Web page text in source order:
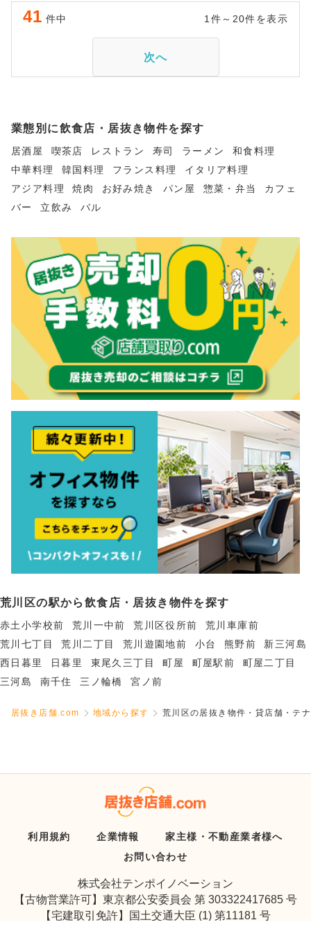
41 件中 1件～20件を表示
次へ
業態別に飲食店・居抜き物件を探す
居酒屋 喫茶店 レストラン 寿司 ラーメン
和食料理
中華料理
韓国料理 フランス料理
イタリア料理
アジア料理
焼肉 お好み焼き パン屋 惣菜・弁当
カフェ
バー
立飲み バル
荒川区の駅から飲食店・居抜き物件を探す
赤土小学校前 荒川一中前 荒川区役所前
荒川車庫前
荒川七丁目
荒川二丁目 荒川遊園地前 小台 熊野前
新三河島
西日暮里
日暮里 東尾久三丁目 町屋 町屋駅前
町屋二丁目
三河島
南千住 三ノ輪橋 宮ノ前
居抜き店舗.com 地域から探す 荒川区の居抜き物件・貸店舗・テ
利用規約 企業情報
家主様・不動産業者様へ
お問い合わせ
株式会社テンポイノベーション
【古物営業許可】東京都公安委員会 第 303322417685 号
【宅建取引免許】国土交通大臣 (1) 第11181 号